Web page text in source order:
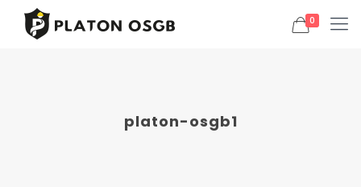
0
platon-osgb1